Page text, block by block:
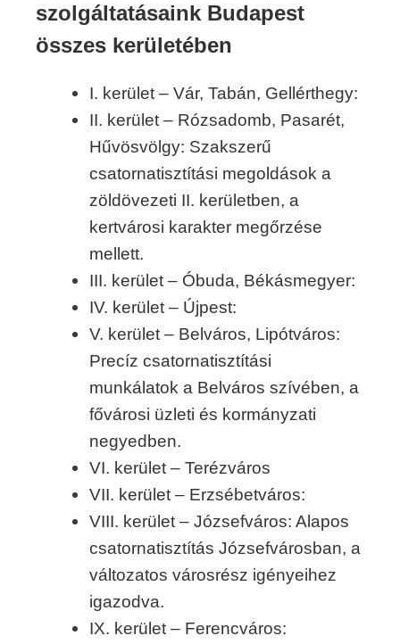
szolgáltatásaink Budapest
összes kerületében
I. kerület – Vár, Tabán, Gellérthegy:
II. kerület – Rózsadomb, Pasarét,
Hűvösvölgy: Szakszerű
csatornatisztítási megoldások a
zöldövezeti II. kerületben, a
kertvárosi karakter megőrzése
mellett.
III. kerület – Óbuda, Békásmegyer:
IV. kerület – Újpest:
V. kerület – Belváros, Lipótváros:
Precíz csatornatisztítási
munkálatok a Belváros szívében, a
fővárosi üzleti és kormányzati
negyedben.
VI. kerület – Terézváros
VII. kerület – Erzsébetváros:
VIII. kerület – Józsefváros: Alapos
csatornatisztítás Józsefvárosban, a
változatos városrész igényeihez
igazodva.
IX. kerület – Ferencváros: